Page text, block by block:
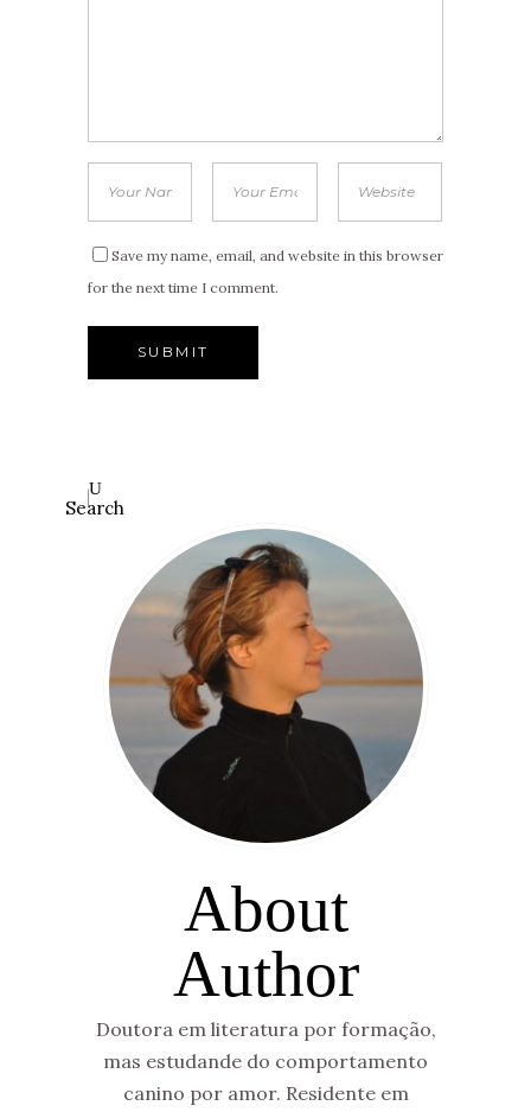
Save my name, email, and website in this browser
for the next time I comment.
Search
About
Author
Doutora em literatura por formação,
mas estudande do comportamento
canino por amor. Residente em